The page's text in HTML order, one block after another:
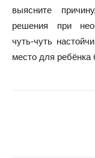
выясните
решения при
чуть‑чуть
место для ребёнка